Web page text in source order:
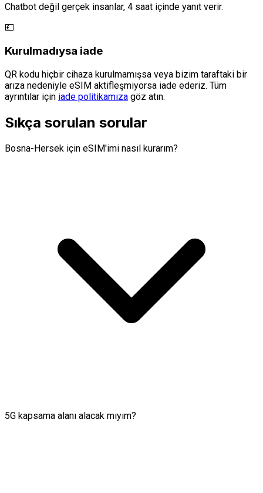
Chatbot değil gerçek insanlar, 4 saat içinde yanıt verir.
💷
Kurulmadıysa iade
QR kodu hiçbir cihaza kurulmamışsa veya bizim taraftaki bir
arıza nedeniyle eSIM aktifleşmiyorsa iade ederiz. Tüm
ayrıntılar için iade politikamıza göz atın.
Sıkça sorulan sorular
Bosna-Hersek için eSIM'imi nasıl kurarım?
5G kapsama alanı alacak mıyım?